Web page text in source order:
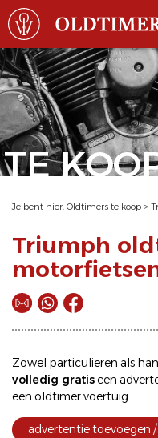
TE
Je bent hier: Oldtimers te koop >
Triumph
Zowel particulieren als
volledig gratis een
een oldtimer voertuig.
advertentie toevoegen